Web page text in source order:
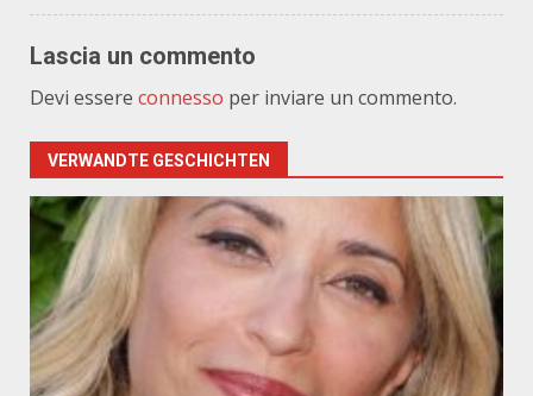
Lascia un commento
Devi essere connesso per inviare un commento.
VERWANDTE GESCHICHTEN